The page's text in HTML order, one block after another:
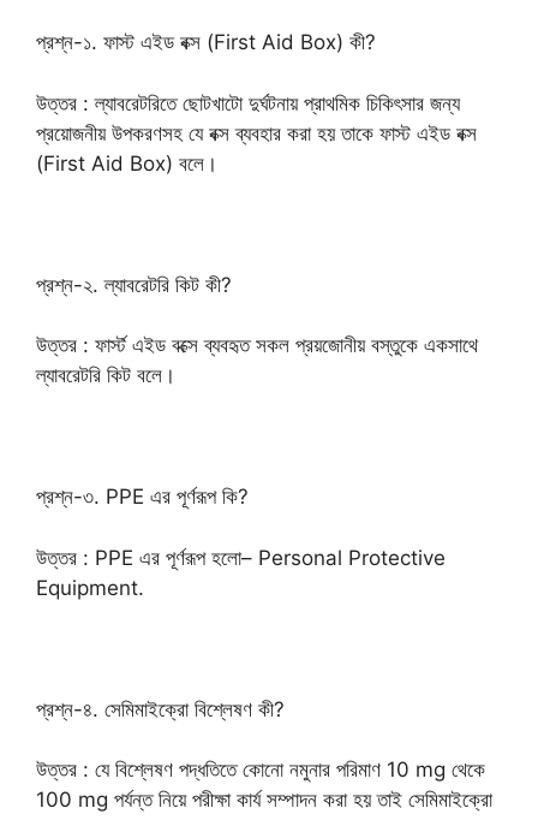
প্রশ্ন-১. ফাস্ট এইড বক্স (First Aid Box) কী?
উত্তর : ল্যাবরেটরিতে ছোটখাটো দুর্ঘটনায় প্রাথমিক চিকিৎসার জন্য
প্রয়োজনীয় উপকরণসহ যে বক্স ব্যবহার করা হয় তাকে ফাস্ট এইড বক্স
(First Aid Box) বলে।
প্রশ্ন-২. ল্যাবরেটরি কিট কী?
উত্তর : ফার্স্ট এইড বক্সে ব্যবহৃত সকল প্রয়জোনীয় বস্তুকে একসাথে
ল্যাবরেটরি কিট বলে।
প্রশ্ন-৩. PPE এর পূর্ণরূপ কি?
উত্তর : PPE এর পূর্ণরূপ হলো– Personal Protective
Equipment.
প্রশ্ন-৪. সেমিমাইক্রো বিশ্লেষণ কী?
উত্তর : যে বিশ্লেষণ পদ্ধতিতে কোনো নমুনার পরিমাণ 10 mg থেকে
100 mg পর্যন্ত নিয়ে পরীক্ষা কার্য সম্পাদন করা হয় তাই সেমিমাইক্রো